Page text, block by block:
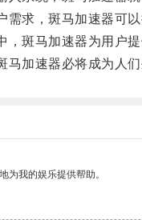
求，斑马加速器可以
斑马加速器为用户提
加速器必将成为人们
为我的娱乐提供帮助。